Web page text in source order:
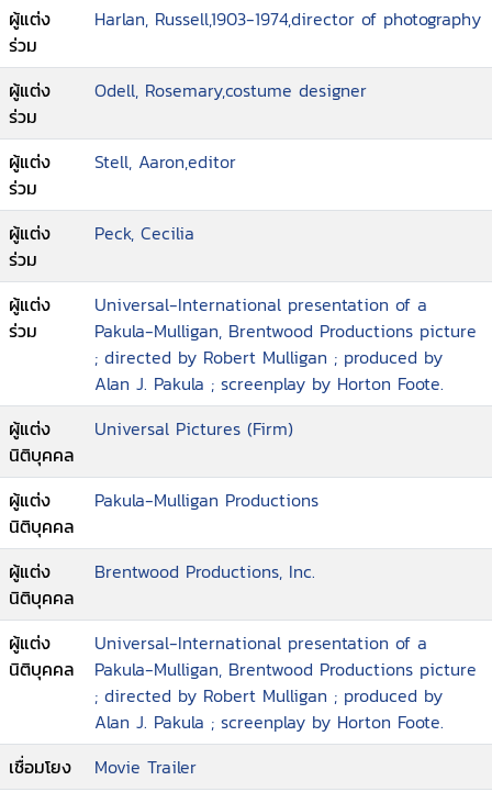
ผู้แต่ง
ร่วม
Harlan, Russell,1903-1974,director of photography
ผู้แต่ง
ร่วม
Odell, Rosemary,costume designer
ผู้แต่ง
ร่วม
Stell, Aaron,editor
ผู้แต่ง
ร่วม
Peck, Cecilia
ผู้แต่ง
ร่วม
Universal-International presentation of a
Pakula-Mulligan, Brentwood Productions picture
; directed by Robert Mulligan ; produced by
Alan J. Pakula ; screenplay by Horton Foote.
ผู้แต่ง
นิติบุคคล
Universal Pictures (Firm)
ผู้แต่ง
นิติบุคคล
Pakula-Mulligan Productions
ผู้แต่ง
นิติบุคคล
Brentwood Productions, Inc.
ผู้แต่ง
นิติบุคคล
Universal-International presentation of a
Pakula-Mulligan, Brentwood Productions picture
; directed by Robert Mulligan ; produced by
Alan J. Pakula ; screenplay by Horton Foote.
เชื่อมโยง
Movie Trailer